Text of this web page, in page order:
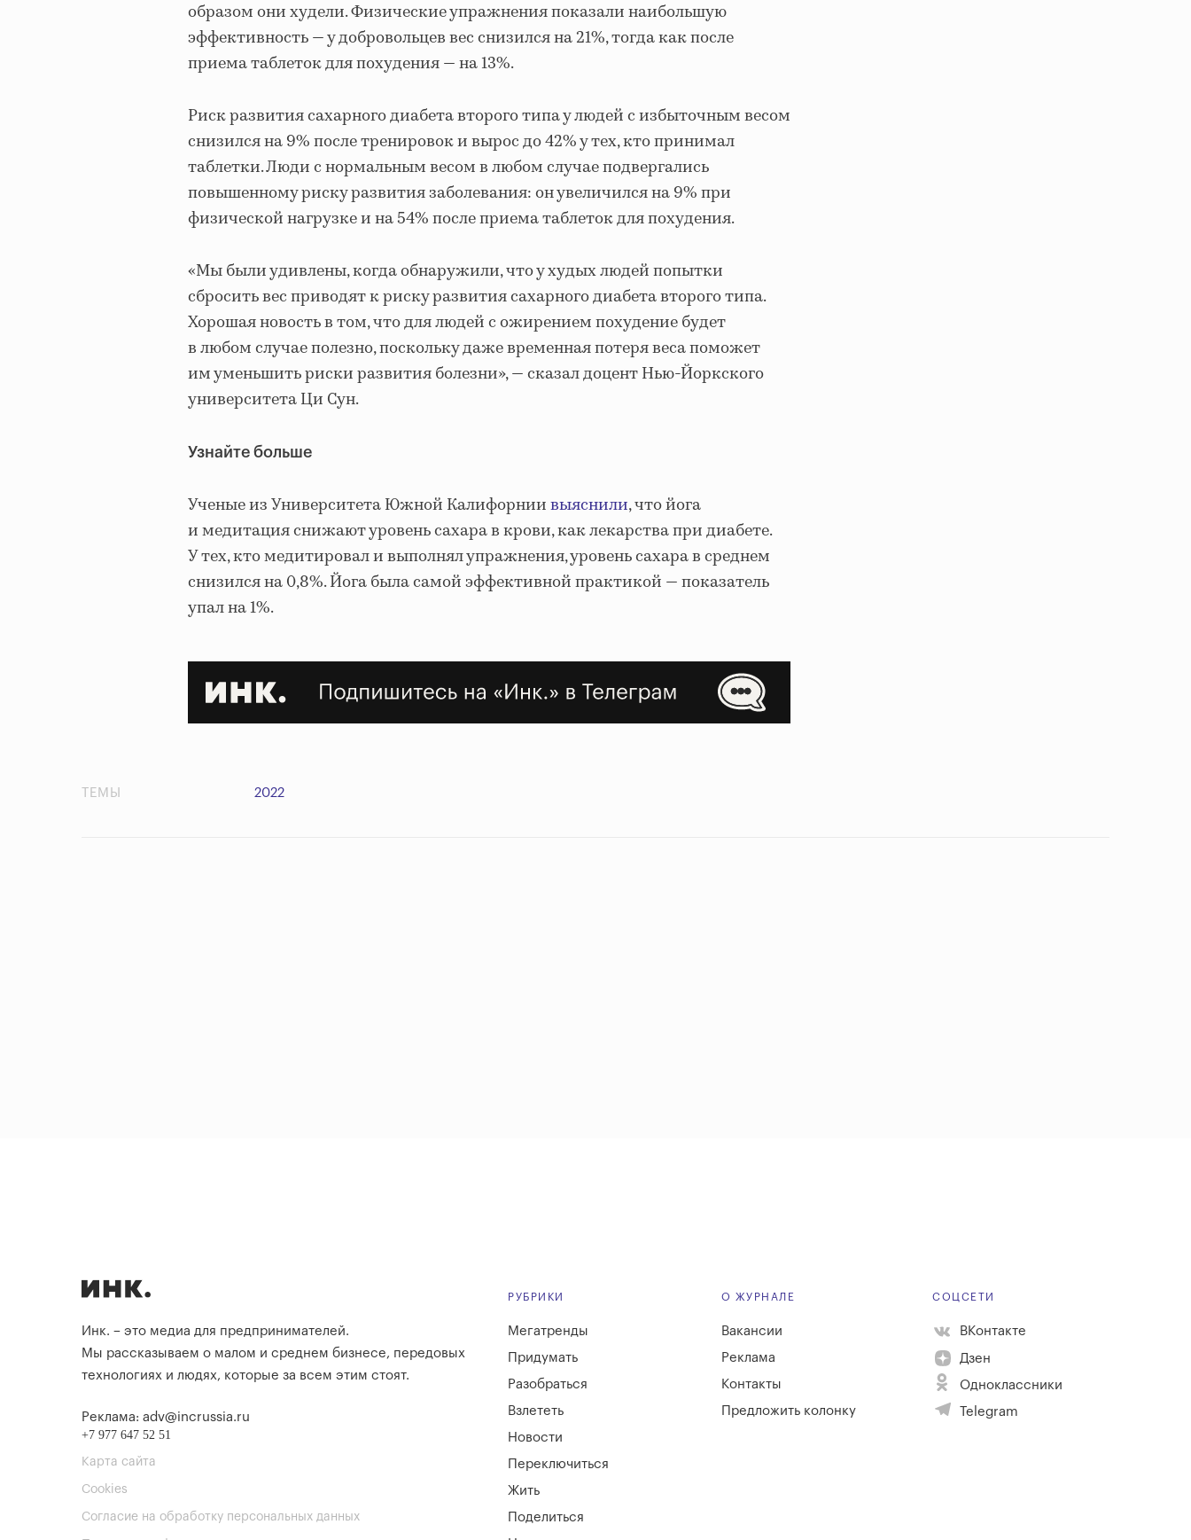
образом они худели. Физические упражнения показали наибольшую
эффективность — у добровольцев вес снизился на 21%, тогда как после
приема таблеток для похудения — на 13%.
Риск развития сахарного диабета второго типа у людей с избыточным весом
снизился на 9% после тренировок и вырос до 42% у тех, кто принимал
таблетки. Люди с нормальным весом в любом случае подвергались
повышенному риску развития заболевания: он увеличился на 9% при
физической нагрузке и на 54% после приема таблеток для похудения.
«Мы были удивлены, когда обнаружили, что у худых людей попытки
сбросить вес приводят к риску развития сахарного диабета второго типа.
Хорошая новость в том, что для людей с ожирением похудение будет
в любом случае полезно, поскольку даже временная потеря веса поможет
им уменьшить риски развития болезни», — сказал доцент Нью-Йоркского
университета Ци Сун.
Узнайте больше
Ученые из Университета Южной Калифорниивыяснили, что йога
и медитация снижают уровень сахара в крови, как лекарства при диабете.
У тех, кто медитировал и выполнял упражнения, уровень сахара в среднем
снизился на 0,8%. Йога была самой эффективной практикой — показатель
упал на 1%.
ТЕМЫ 2022
Инк. – это медиа для предпринимателей.
Мы рассказываем о малом и среднем бизнесе, передовых
технологиях и людях, которые за всем этим стоят.
Реклама: adv@incrussia.ru
+7 977 647 52 51
Карта сайта
Cookies
Согласие на обработку персональных данных
РУБРИКИ
Мегатренды
Придумать
Разобраться
Взлететь
Новости
Переключиться
Жить
Поделиться
О ЖУРНАЛЕ
Вакансии
Реклама
Контакты
Предложить колонку
СОЦСЕТИ
ВКонтакте
Дзен
Одноклассники
Telegram